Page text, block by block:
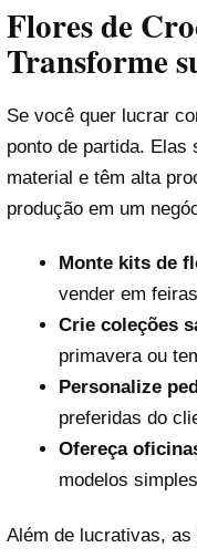
Flores de
Transforme
Se você quer lucrar
ponto de partida. Elas
material e têm alta
produção em um
Monte kits de
vender em
Crie coleções
primavera ou
Personalize
preferidas do
Ofereça
modelos
Além de lucrativas,